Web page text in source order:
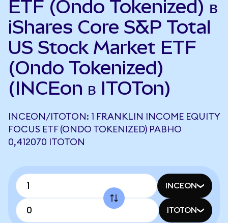
ETF (Ondo Tokenized) в
iShares Core S&P Total
US Stock Market ETF
(Ondo Tokenized)
(INCEon в ITOTon)
INCEON/ITOTON: 1 FRANKLIN INCOME EQUITY
FOCUS ETF (ONDO TOKENIZED) РАВНО
0,412070 ITOTON
INCEON
ITOTON